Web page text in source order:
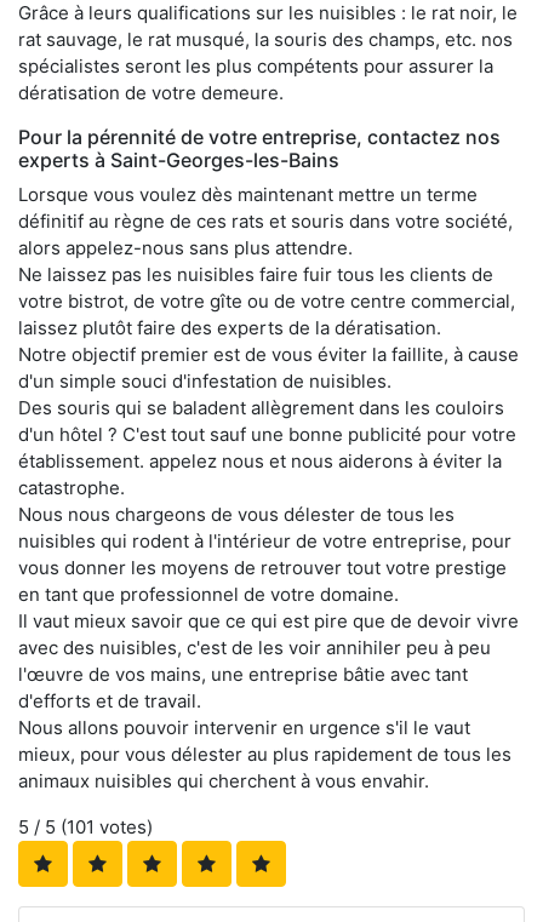
Grâce à leurs qualifications sur les nuisibles : le rat noir, le
rat sauvage, le rat musqué, la souris des champs, etc. nos
spécialistes seront les plus compétents pour assurer la
dératisation de votre demeure.
Pour la pérennité de votre entreprise, contactez nos
experts à Saint-Georges-les-Bains
Lorsque vous voulez dès maintenant mettre un terme
définitif au règne de ces rats et souris dans votre société,
alors appelez-nous sans plus attendre.
Ne laissez pas les nuisibles faire fuir tous les clients de
votre bistrot, de votre gîte ou de votre centre commercial,
laissez plutôt faire des experts de la dératisation.
Notre objectif premier est de vous éviter la faillite, à cause
d'un simple souci d'infestation de nuisibles.
Des souris qui se baladent allègrement dans les couloirs
d'un hôtel ? C'est tout sauf une bonne publicité pour votre
établissement. appelez nous et nous aiderons à éviter la
catastrophe.
Nous nous chargeons de vous délester de tous les
nuisibles qui rodent à l'intérieur de votre entreprise, pour
vous donner les moyens de retrouver tout votre prestige
en tant que professionnel de votre domaine.
Il vaut mieux savoir que ce qui est pire que de devoir vivre
avec des nuisibles, c'est de les voir annihiler peu à peu
l'œuvre de vos mains, une entreprise bâtie avec tant
d'efforts et de travail.
Nous allons pouvoir intervenir en urgence s'il le vaut
mieux, pour vous délester au plus rapidement de tous les
animaux nuisibles qui cherchent à vous envahir.
5 / 5 (101 votes)